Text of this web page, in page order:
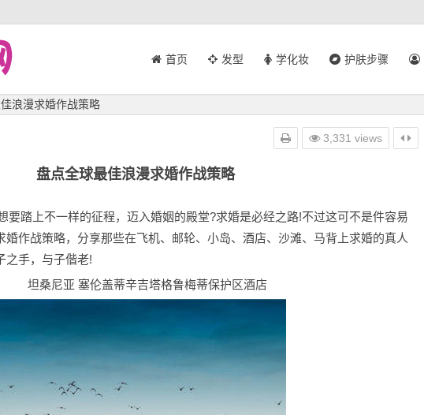
首页 发型 学化妆 护肤步骤
浪漫求婚作战策略
盘点全球最佳浪漫求婚作战策略
3,331 views
要踏上不一样的征程，迈入婚姻的殿堂?求婚是必经之路!不过这可不是件容易
婚作战策略，分享那些在飞机、邮轮、小岛、酒店、沙滩、马背上求婚的真人
之手，与子偕老!
坦桑尼亚 塞伦盖蒂辛吉塔格鲁梅蒂保护区酒店